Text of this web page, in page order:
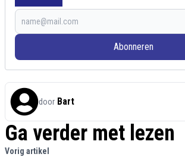
Abonneren
door Bart
Ga verder met lezen
Vorig artikel